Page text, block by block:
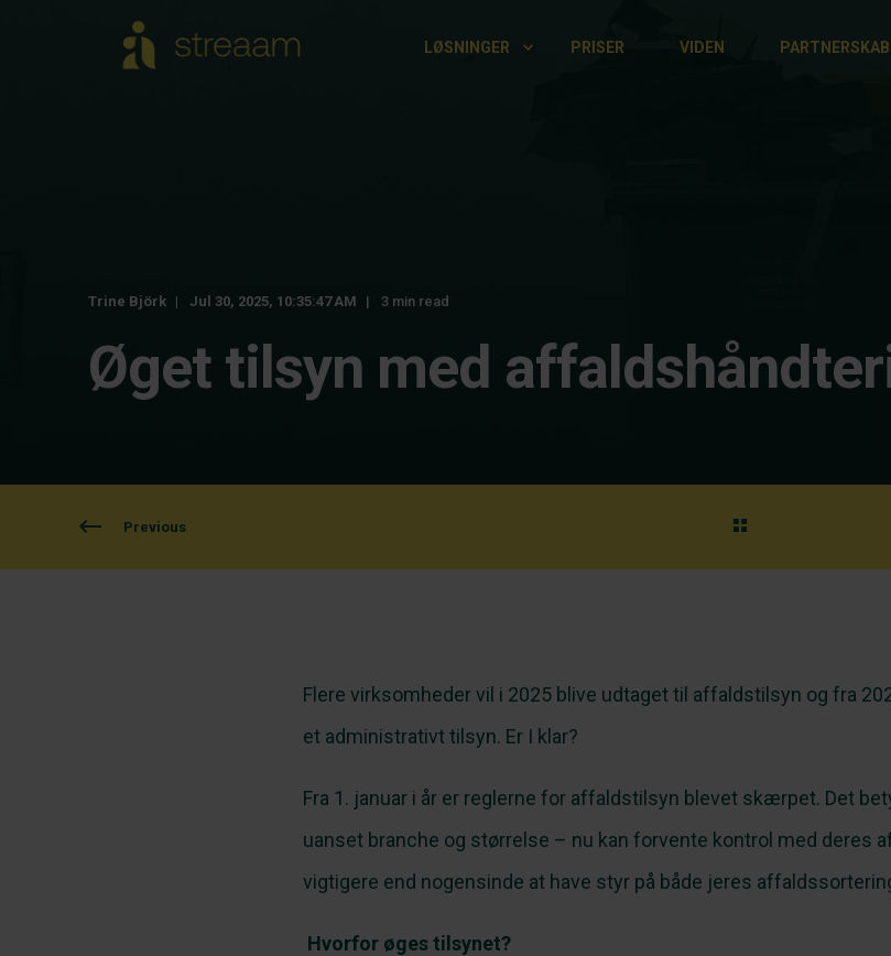
LØSNINGER PRISER VIDEN
Trine Björk Jul 30, 2025, 10:35:47 AM 3 min read
Øget tilsyn med
Previous
Flere virksomheder vil i 2025 blive udtaget til affaldstilsyn og fra
et administrativt tilsyn. Er I klar?
Fra 1. januar i år er reglerne for affaldstilsyn blevet skærpet. Det
uanset branche og størrelse – nu kan forvente kontrol med deres
vigtigere end nogensinde at have styr på både jeres
Hvorfor øges tilsynet?